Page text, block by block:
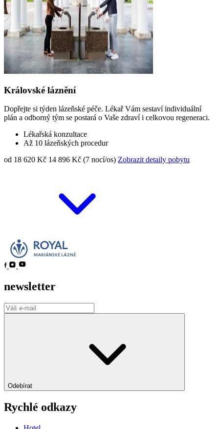
Královské láznění
Dopřejte si týden lázeňské péče. Lékař Vám sestaví individuální
plán a odborný tým se postará o Vaše zdraví i celkovou regeneraci.
Lékařská konzultace
Až 10 lázeňských procedur
od 18 620 Kč 14 896 Kč (7 nocí/os) Zobrazit detaily pobytu
newsletter
Odebírat
Rychlé odkazy